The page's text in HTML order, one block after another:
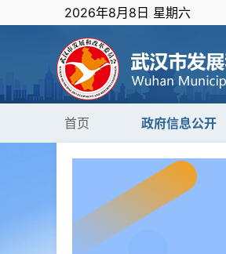
2026年8月8日 星期六
首页 政府信息公开